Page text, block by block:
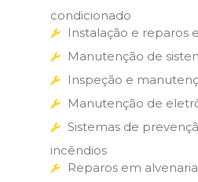
condicionado
Instalação e reparos
Manutenção de
Inspeção e
Manutenção de
Sistemas de
incêndios
Reparos em